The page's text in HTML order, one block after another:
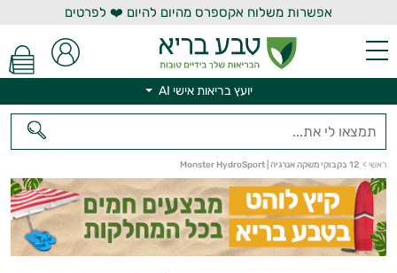
אפשרות משלוח אקספרס מהיום להיום ❤️ לפרטים
יועץ בריאות אישי AI
ראשי > 12 בקבוקי משקה אנרגיה | Monster HydroSport
יועץ בריאות אישי AI